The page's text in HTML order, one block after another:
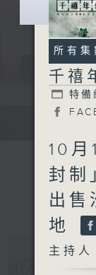
所有集
千禧
特備
10月
封制
出售
地
主持人